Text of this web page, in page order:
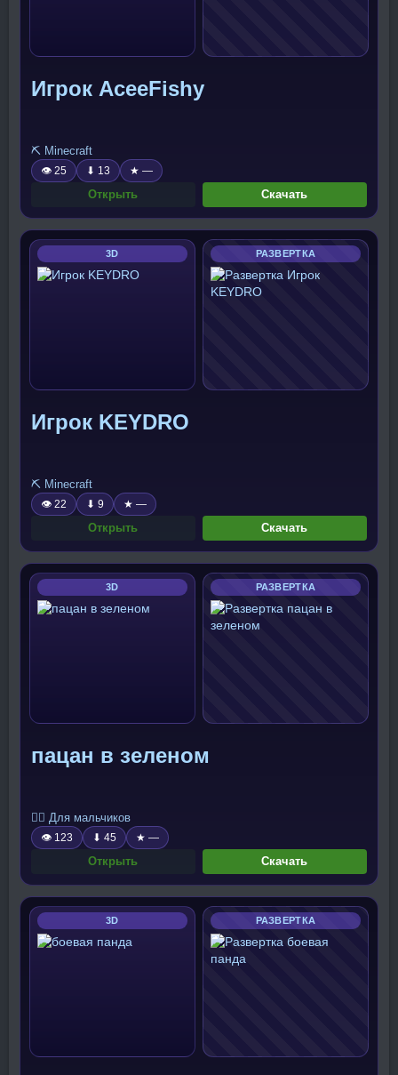
Игрок AceeFishy
⛏️ Minecraft
👁 25 ⬇ 13 ★ —
Открыть Скачать
3D РАЗВЕРТКА
Игрок KEYDRO
⛏️ Minecraft
👁 22 ⬇ 9 ★ —
Открыть Скачать
3D РАЗВЕРТКА
пацан в зеленом
🧍‍♂️ Для мальчиков
👁 123 ⬇ 45 ★ —
Открыть Скачать
3D РАЗВЕРТКА